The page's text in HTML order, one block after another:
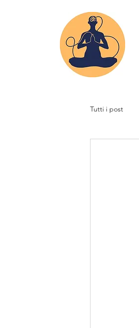
Tutti i post